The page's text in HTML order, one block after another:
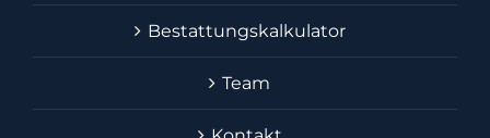
Bestattungskalkulator
Team